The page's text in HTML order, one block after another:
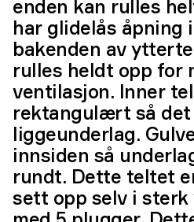
enden kan rulles
har glidelås åpning
bakenden av
rulles heldt opp for
ventilasjon. Inner
rektangulært så det
liggeunderlag.
innsiden så
rundt. Dette teltet
sett opp selv i